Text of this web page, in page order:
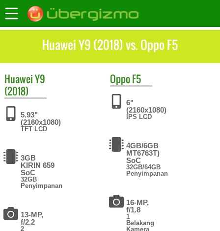
Huawei Y9 (2018) vs. Oppo F5
HuaweiY9
(2018)
5.93"
(2160x1080)
TFT LCD
3GB
KIRIN 659
SoC
32GB
Penyimpanan
13-MP,
f/2.2
2
OppoF5
6"
(2160x1080)
IPS LCD
4GB/6GB
MT6763T)
SoC
32GB/64GB
Penyimpanan
16-MP,
f/1.8
1
Belakang
Kamera